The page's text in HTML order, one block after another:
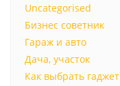
Uncategorised
Бизнес советник
Гараж и авто
Дача, участок
Как выбрать гаджет